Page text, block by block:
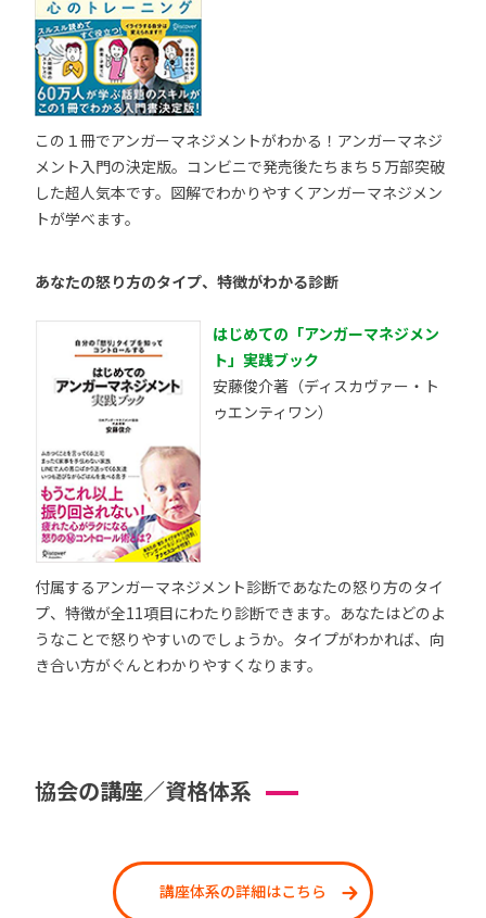
この１冊でアンガーマネジメントがわかる！アンガーマネジ
メント入門の決定版。コンビニで発売後たちまち５万部突破
した超人気本です。図解でわかりやすくアンガーマネジメン
トが学べます。
あなたの怒り方のタイプ、特徴がわかる診断
はじめての「アンガーマネジメン
ト」実践ブック
安藤俊介著（ディスカヴァー・ト
ゥエンティワン）
付属するアンガーマネジメント診断であなたの怒り方のタイ
プ、特徴が全11項目にわたり診断できます。あなたはどのよ
うなことで怒りやすいのでしょうか。タイプがわかれば、向
き合い方がぐんとわかりやすくなります。
協会の講座／資格体系
講座体系の詳細はこちら